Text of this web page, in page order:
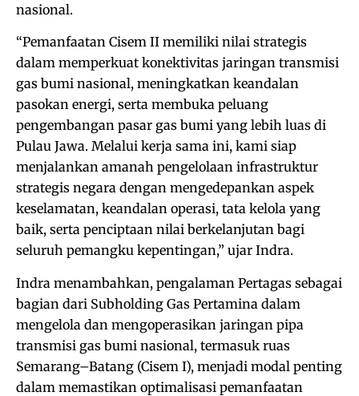
nasional.
“Pemanfaatan Cisem II memiliki nilai strategis
dalam memperkuat konektivitas jaringan transmisi
gas bumi nasional, meningkatkan keandalan
pasokan energi, serta membuka peluang
pengembangan pasar gas bumi yang lebih luas di
Pulau Jawa. Melalui kerja sama ini, kami siap
menjalankan amanah pengelolaan infrastruktur
strategis negara dengan mengedepankan aspek
keselamatan, keandalan operasi, tata kelola yang
baik, serta penciptaan nilai berkelanjutan bagi
seluruh pemangku kepentingan,” ujar Indra.
Indra menambahkan, pengalaman Pertagas sebagai
bagian dari Subholding Gas Pertamina dalam
mengelola dan mengoperasikan jaringan pipa
transmisi gas bumi nasional, termasuk ruas
Semarang–Batang (Cisem I), menjadi modal penting
dalam memastikan optimalisasi pemanfaatan